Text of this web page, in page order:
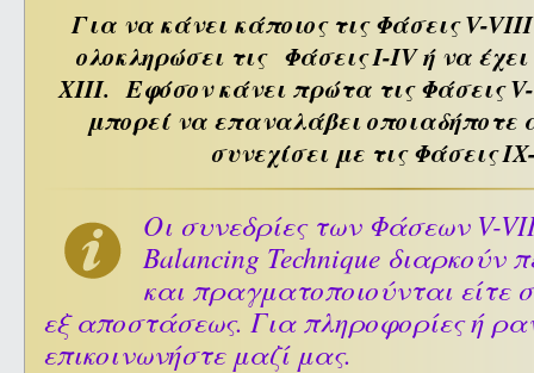
Για να κάνει κάποιος τις ΦάσειςV-VIII
ολοκληρώσει τις Φάσεις I-IV ή να
XIII. Εφόσον κάνει πρώτα τις Φάσεις
μπορεί να επαναλάβει οποιαδήποτε
συνεχίσει με τις Φάσεις
Οι συνεδρίες των Φάσεων V-
Balancing Technique διαρκούν
και πραγματοποιούνται είτε
εξ αποστάσεως. Για πληροφορίες ή
επικοινωνήστε μαζί μας.